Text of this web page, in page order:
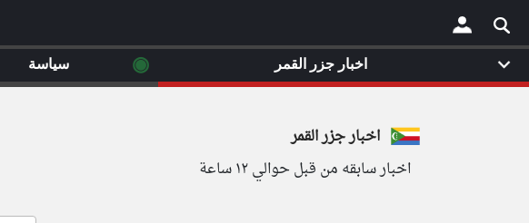
×
اخبار جزر القمر
اخبار سابقه من قبل حوالي ١٢ ساعة
اخبار جزر القمر ◉ سياسة